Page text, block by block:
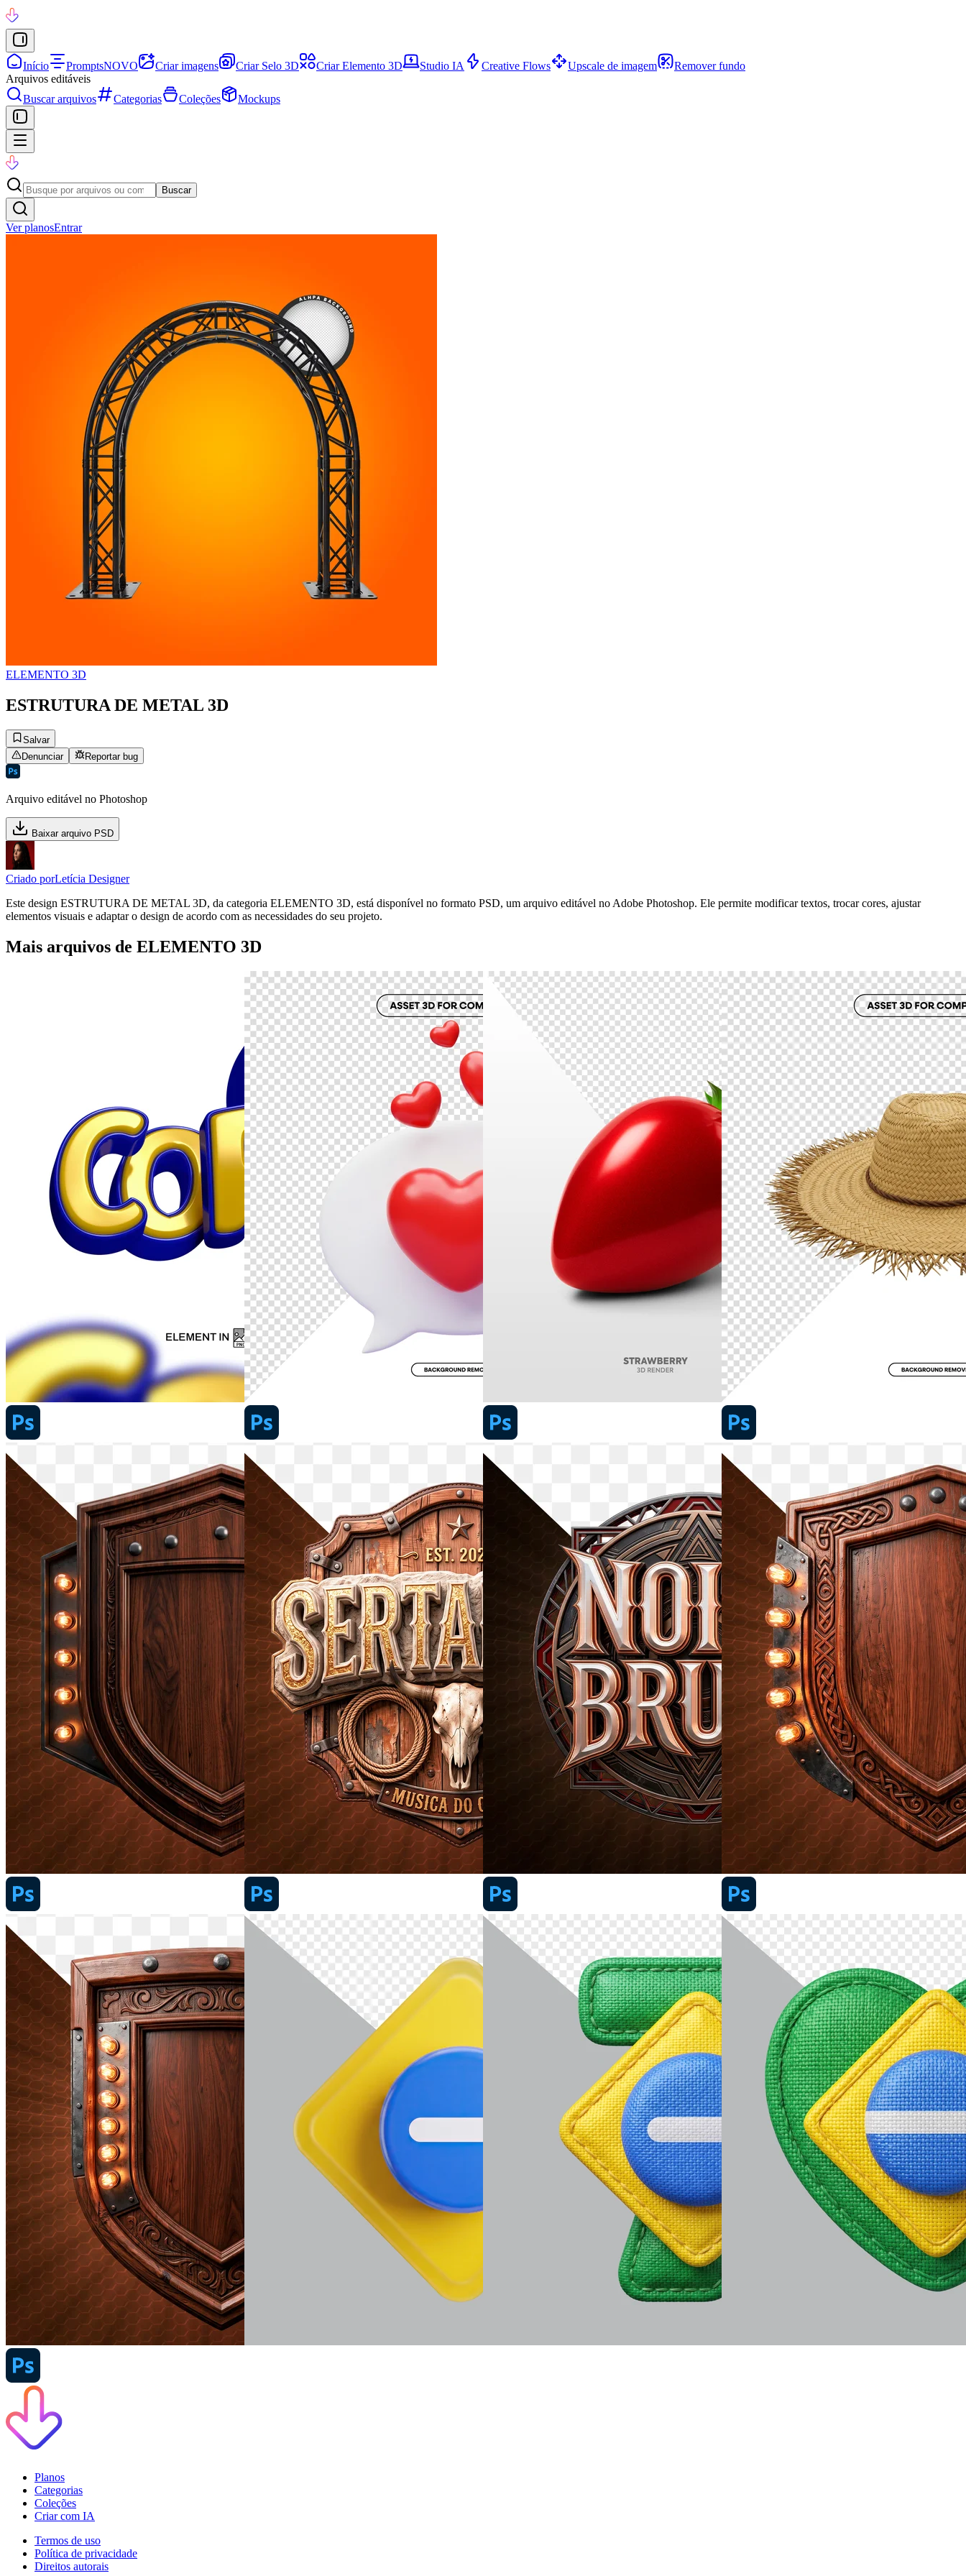
Início PromptsNOVO Criar imagens Criar Selo 3D Criar Elemento 3D Studio IA Creative Flows Upscale de imagem
Remover fundo
Arquivos editáveis
Buscar arquivos
Categorias Coleções Mockups
Buscar
Ver planosEntrar
ELEMENTO 3D
ESTRUTURA DE METAL 3D
Salvar
Denunciar
Reportar bug
Arquivo editável no Photoshop
Baixar arquivo PSD
Criado porLetícia Designer
Este design ESTRUTURA DE METAL 3D, da categoria ELEMENTO 3D, está disponível no formato PSD, um arquivo editável no Adobe Photoshop. Ele permite modificar textos, trocar cores, ajustar
elementos visuais e adaptar o design de acordo com as necessidades do seu projeto.
Mais arquivos de ELEMENTO 3D
Planos
Categorias
Coleções
Criar com IA
Termos de uso
Política de privacidade
Direitos autorais